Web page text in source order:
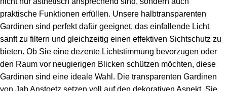
praktische Funktionen erfüllen. Unsere halbtransparenten
Gardinen sind perfekt dafür geeignet, das einfallende Licht
sanft zu filtern und gleichzeitig einen effektiven Sichtschutz zu
bieten. Ob Sie eine dezente Lichtstimmung bevorzugen oder
den Raum vor neugierigen Blicken schützen möchten, diese
Gardinen sind eine ideale Wahl. Die transparenten Gardinen
von Jab Anstoetz setzen voll auf den dekorativen Aspekt. Sie